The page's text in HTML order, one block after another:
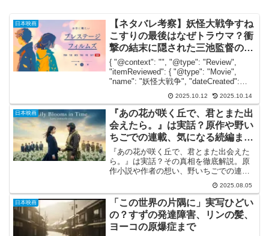
日本映画
【ネタバレ考察】妖怪大戦争すね
こすりの最後はなぜトラウマ？衝
撃の結末に隠された三池監督の意
図
{ "@context": "", "@type": "Review",
"itemReviewed": { "@type": "Movie",
"name": "妖怪大戦争", "dateCreated":
2025.10.12 2025.10.14
日本映画
『あの花が咲く丘で、君とまた出
会えたら。』は実話？原作や野い
ちごでの連載、気になる続編まで
徹底解説！
『あの花が咲く丘で、君とまた出会えた
ら。』は実話？その真相を徹底解説。原
作小説や作者の想い、野いちごでの連載
秘話から、気になる続編の有無まで。物
語のすべてがこの記事でわかります。
2025.08.05
日本映画
「この世界の片隅に」実写ひどい
の？すずの発達障害、リンの髪、
ヨーコの原爆症まで